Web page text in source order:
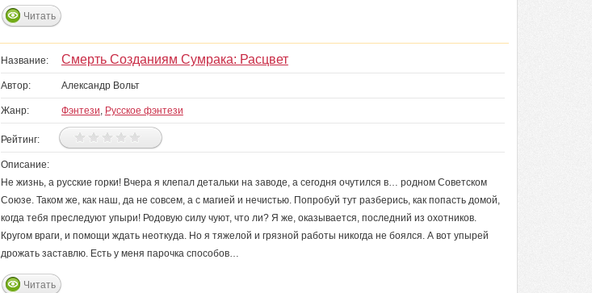
Читать
Название: Смерть Созданиям Сумрака: Расцвет
Автор: Александр Вольт
Жанр: Фэнтези, Русское фэнтези
Рейтинг:
Описание:
Не жизнь, а русские горки! Вчера я клепал детальки на заводе, а сегодня очутился в… родном Советском
Союзе. Таком же, как наш, да не совсем, а с магией и нечистью. Попробуй тут разберись, как попасть домой,
когда тебя преследуют упыри! Родовую силу чуют, что ли? Я же, оказывается, последний из охотников.
Кругом враги, и помощи ждать неоткуда. Но я тяжелой и грязной работы никогда не боялся. А вот упырей
дрожать заставлю. Есть у меня парочка способов…
Читать